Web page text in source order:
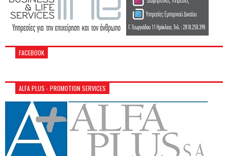
FACEBOOK
ALFA PLUS - PROMOTION SERVICES